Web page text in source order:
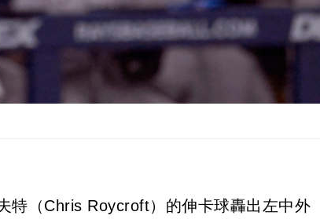
特（Chris Roycroft）的伸卡球轟出左中外